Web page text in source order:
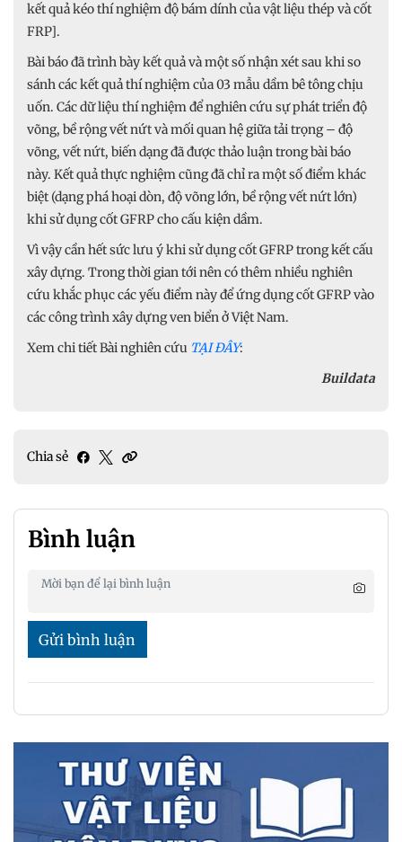
kết quả kéo thí nghiệm độ bám dính của vật liệu thép và cốt
FRP].
Bài báo đã trình bày kết quả và một số nhận xét sau khi so
sánh các kết quả thí nghiệm của 03 mẫu dầm bê tông chịu
uốn. Các dữ liệu thí nghiệm để nghiên cứu sự phát triển độ
võng, bề rộng vết nứt và mối quan hệ giữa tải trọng – độ
võng, vết nứt, biến dạng đã được thảo luận trong bài báo
này. Kết quả thực nghiệm cũng đã chỉ ra một số điểm khác
biệt (dạng phá hoại dòn, độ võng lớn, bề rộng vết nứt lớn)
khi sử dụng cốt GFRP cho cấu kiện dầm.
Vì vậy cần hết sức lưu ý khi sử dụng cốt GFRP trong kết cấu
xây dựng. Trong thời gian tới nên có thêm nhiều nghiên
cứu khắc phục các yếu điểm này để ứng dụng cốt GFRP vào
các công trình xây dựng ven biển ở Việt Nam.
Xem chi tiết Bài nghiên cứu TẠI ĐÂY:
Buildata
Chia sẻ
Bình luận
Gửi bình luận